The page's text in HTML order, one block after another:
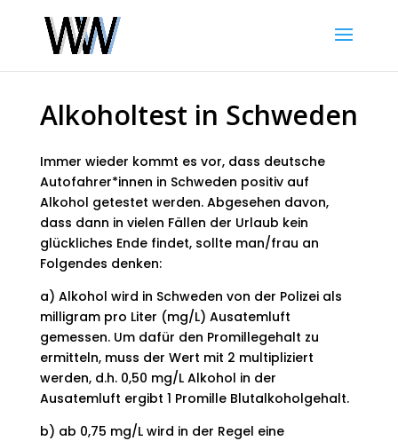
Alkoholtest in Schweden
Immer wieder kommt es vor, dass deutsche
Autofahrer*innen in Schweden positiv auf
Alkohol getestet werden. Abgesehen davon,
dass dann in vielen Fällen der Urlaub kein
glückliches Ende findet, sollte man/frau an
Folgendes denken:
a) Alkohol wird in Schweden von der Polizei als
milligram pro Liter (mg/L) Ausatemluft
gemessen. Um dafür den Promillegehalt zu
ermitteln, muss der Wert mit 2 multipliziert
werden, d.h. 0,50 mg/L Alkohol in der
Ausatemluft ergibt 1 Promille Blutalkoholgehalt.
b) ab 0,75 mg/L wird in der Regel eine